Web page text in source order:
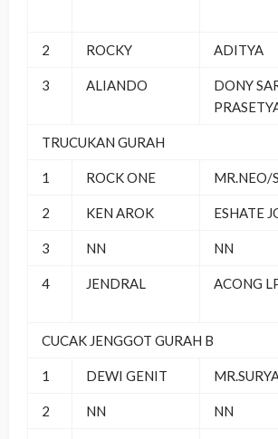
2 ROCKY ADITYA
3 ALIANDO
DONY
TRUCUKAN GURAH
1 ROCK ONE MR.NEO/
2 KEN AROK ESHATE
3 NN NN
4 JENDRAL ACONG
CUCAK JENGGOT GURAH B
1 DEWI GENIT
2 NN NN